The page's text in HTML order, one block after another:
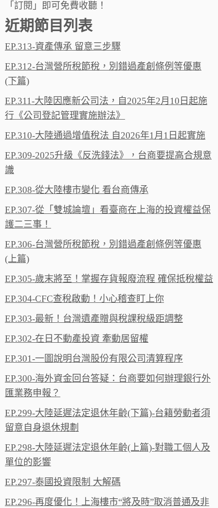
「訂閱」即可免費收聽！
近期節目列表
EP.313-資產傳承 留意三步驟
EP.312-台灣營所稅節稅，別錯過產創條例等優惠
(下篇)
EP.311-大陸因應新公司法，自2025年2月10日起施
行《公司登記管理實施辦法》
EP.310-大陸通過增值稅法 自2026年1月1日起實施
EP.309-2025升級《反洗錢法》，台商要提高合規意
識
EP.308-從大陸樓市變化 看台商傳承
EP.307-從「雙城論壇」看臺商在上海的投資權益保
護二三事！
EP.306-台灣營所稅節稅，別錯過產創條例等優惠
(上篇)
EP.305-歲末將至！掌握存貨報廢流程 確保抵稅權益
EP.304-CFC查稅啟動！小心稽查盯上你
EP.303-最新！台灣遺產贈與稅課稅級距調整
EP.302-在日不動產投資 牽動居留權
EP.301-一圖說明台灣股份有限公司清算程序
EP.300-海外資金回台答疑：台商要如何辦理銀行外
匯業務申報？
EP.299-大陸延遲法定退休年齡(下篇)-台籍勞動者須
留意自身退休規劃
EP.298-大陸延遲法定退休年齡(上篇)-對職工個人及
單位的影響
EP.297-泰國投資限制 大解碼
EP.296-再度優化！上海樓市“將及時”取消普通及非